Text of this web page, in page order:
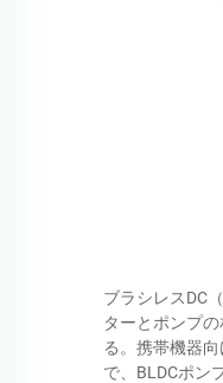
ブラシレスDC
ターとポンプ
る。携帯機器
で、BLDCポン